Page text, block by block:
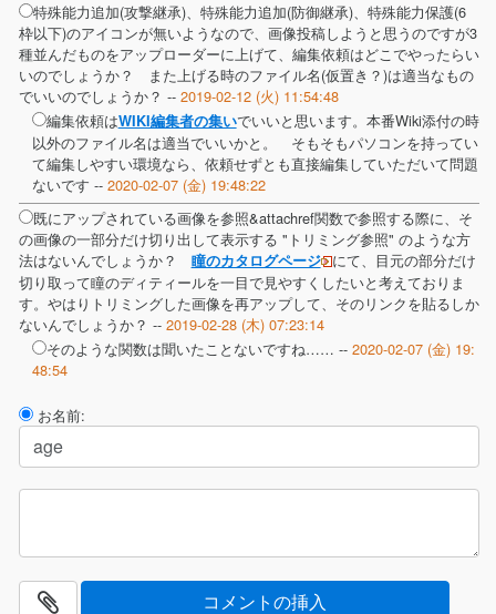
特殊能力追加(攻撃継承)、特殊能力追加(防御継承)、特殊能力保護(6
枠以下)のアイコンが無いようなので、画像投稿しようと思うのですが3
種並んだものをアップローダーに上げて、編集依頼はどこでやったらい
いのでしょうか？ また上げる時のファイル名(仮置き？)は適当なもの
でいいのでしょうか？ -- 2019-02-12 (火) 11:54:48
編集依頼はWIKI編集者の集いでいいと思います。本番Wiki添付の時
以外のファイル名は適当でいいかと。 そもそもパソコンを持ってい
て編集しやすい環境なら、依頼せずとも直接編集していただいて問題
ないです -- 2020-02-07 (金) 19:48:22
既にアップされている画像を参照&attachref関数で参照する際に、そ
の画像の一部分だけ切り出して表示する "トリミング参照" のような方
法はないんでしょうか？ 瞳のカタログページ にて、目元の部分だけ
切り取って瞳のディティールを一目で見やすくしたいと考えておりま
す。やはりトリミングした画像を再アップして、そのリンクを貼るしか
ないんでしょうか？ -- 2019-02-28 (木) 07:23:14
そのような関数は聞いたことないですね…… -- 2020-02-07 (金) 19:
48:54
お名前: